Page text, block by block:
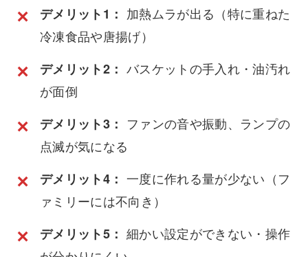
デメリット1： 加熱ムラが出る（特に重ねた
冷凍食品や唐揚げ）
デメリット2： バスケットの手入れ・油汚れ
が面倒
デメリット3： ファンの音や振動、ランプの
点滅が気になる
デメリット4： 一度に作れる量が少ない（フ
ァミリーには不向き）
デメリット5： 細かい設定ができない・操作